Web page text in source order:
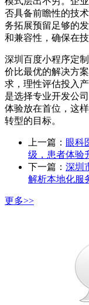
否具备前瞻性的技
务拓展预留足够的
和兼容性，确保在
深圳百度小程序定
价比最优的解决方
求，理性评估投入
是选择专业开发公
体验放在首位，这
转型的目标。
上一篇： 眼科
级，患者体验
下一篇： 深圳
解析本地化服
更多>>